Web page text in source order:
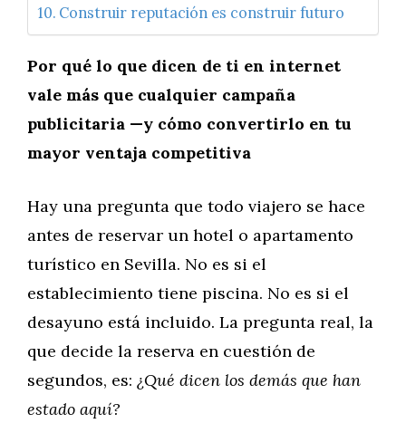
Construir reputación es construir futuro
Por qué lo que dicen de ti en internet
vale más que cualquier campaña
publicitaria —y cómo convertirlo en tu
mayor ventaja competitiva
Hay una pregunta que todo viajero se hace
antes de reservar un hotel o apartamento
turístico en Sevilla. No es si el
establecimiento tiene piscina. No es si el
desayuno está incluido. La pregunta real, la
que decide la reserva en cuestión de
segundos, es: ¿Qué dicen los demás que han
estado aquí?